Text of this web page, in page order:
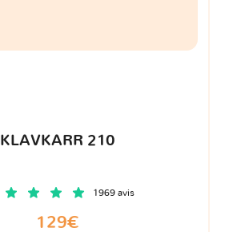
KLAVKARR 210
1969 avis
129€